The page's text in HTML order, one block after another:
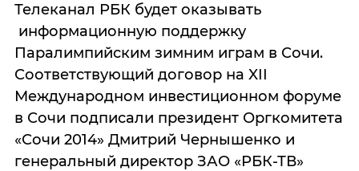
Телеканал РБК будет оказывать
информационную поддержку
Паралимпийским зимним играм в Сочи.
Соответствующий договор на XII
Международном инвестиционном форуме
в Сочи подписали президент Оргкомитета
«Сочи 2014» Дмитрий Чернышенко и
генеральный директор ЗАО «РБК-ТВ»